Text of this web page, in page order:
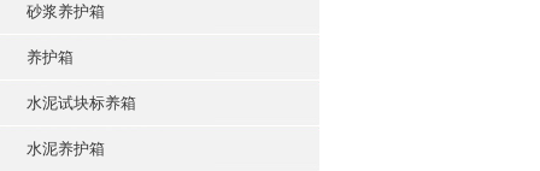
砂浆养护箱
养护箱
水泥试块标养箱
水泥养护箱